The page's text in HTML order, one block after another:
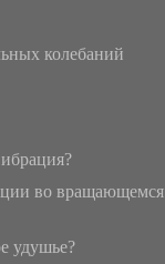
колебаний
во вращающемся
удушье?